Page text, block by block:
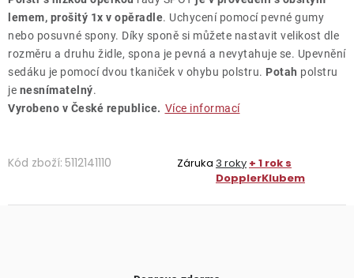
lemem, prošitý 1x v opěradle. Uchycení pomocí pevné gumy
nebo posuvné spony. Díky sponě si můžete nastavit velikost dle
rozměru a druhu židle, spona je pevná a nevytahuje se. Upevnění
sedáku je pomocí dvou tkaniček v ohybu polstru. Potah polstru
je nesnímatelný.
Vyrobeno v České republice. Více informací
Kód zboží: 5112141110 Záruka 3 roky + 1 rok s
DopplerKlubem